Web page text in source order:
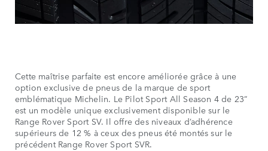
Cette maîtrise parfaite est encore améliorée grâce à une
option exclusive de pneus de la marque de sport
emblématique Michelin. Le Pilot Sport All Season 4 de 23”
est un modèle unique exclusivement disponible sur le
Range Rover Sport SV. Il offre des niveaux d’adhérence
supérieurs de 12 % à ceux des pneus été montés sur le
précédent Range Rover Sport SVR.